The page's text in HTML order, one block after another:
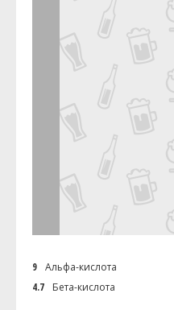
9 Альфа-кислота
4.7
Бета-кислота